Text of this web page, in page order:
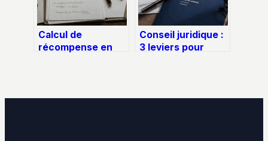
Calcul de
récompense en
votre patrimoine
Conseil juridique :
3 leviers pour
votre budget